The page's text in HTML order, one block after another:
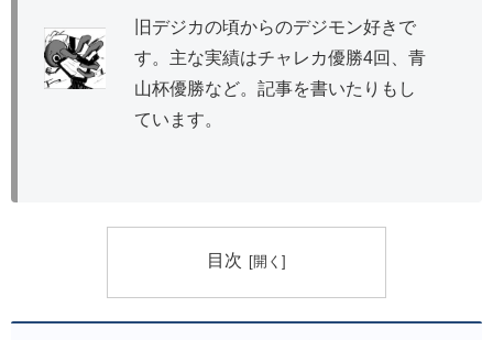
旧デジカの頃からのデジモン好きで
す。主な実績はチャレカ優勝4回、青
山杯優勝など。記事を書いたりもし
ています。
目次